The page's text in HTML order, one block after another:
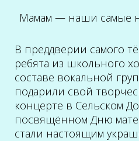
Мамам — наши самые
В преддверии самого
ребята из школьного
составе вокальной
подарили свой
концерте в Сельском
посвящённом Дню
стали настоящим